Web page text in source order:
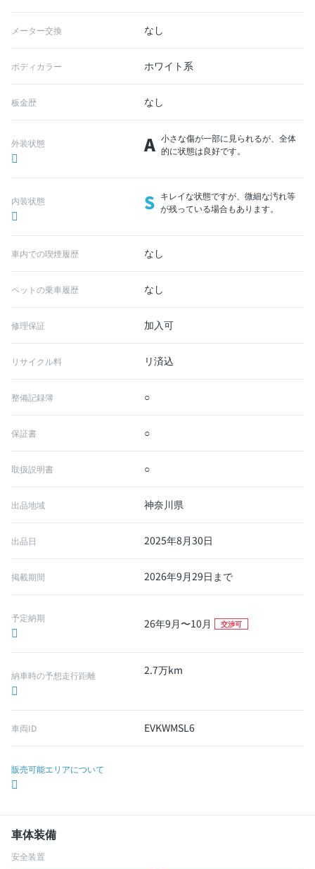
メーター交換 なし
ボディカラー ホワイト系
板金歴 なし
外装状態 A 小さな傷が一部に見られるが、全体
的に状態は良好です。
内装状態 S キレイな状態ですが、微細な汚れ等
が残っている場合もあります。
車内での喫煙履歴 なし
ペットの乗車履歴 なし
修理保証 加入可
リサイクル料 リ済込
整備記録簿 ○
保証書 ○
取扱説明書 ○
出品地域 神奈川県
出品日 2025年8月30日
掲載期間 2026年9月29日まで
予定納期 26年9月〜10月 交渉可
納車時の予想走行距離 2.7万km
車両ID EVKWMSL6
販売可能エリアについて
車体装備
安全装置